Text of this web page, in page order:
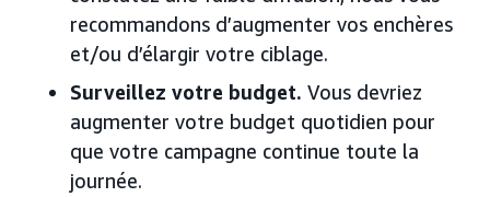
recommandons d’augmenter vos enchères
et/ou d’élargir votre ciblage.
Surveillez votre budget. Vous devriez
augmenter votre budget quotidien pour
que votre campagne continue toute la
journée.